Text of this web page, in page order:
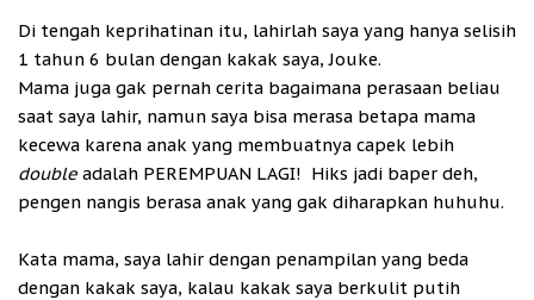
Di tengah keprihatinan itu, lahirlah saya yang hanya selisih
1 tahun 6 bulan dengan kakak saya, Jouke.
Mama juga gak pernah cerita bagaimana perasaan beliau
saat saya lahir, namun saya bisa merasa betapa mama
kecewa karena anak yang membuatnya capek lebih
double adalah PEREMPUAN LAGI! Hiks jadi baper deh,
pengen nangis berasa anak yang gak diharapkan huhuhu.
Kata mama, saya lahir dengan penampilan yang beda
dengan kakak saya, kalau kakak saya berkulit putih